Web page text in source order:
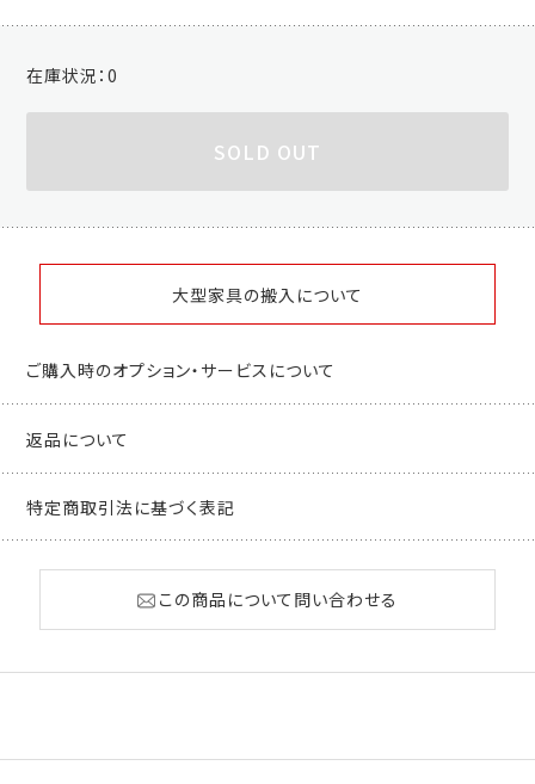
在庫状況：0
SOLD OUT
大型家具の搬入について
ご購入時のオプション・サービスについて
返品について
特定商取引法に基づく表記
この商品について問い合わせる